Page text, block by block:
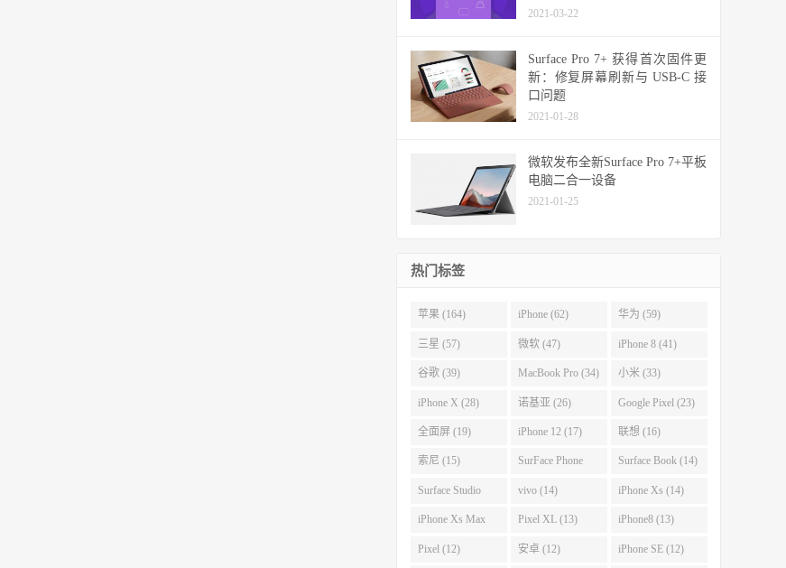
天玑机型可能无缘
2021-03-22
Surface Pro 7+ 获得首次固件更
新：修复屏幕刷新与 USB-C 接
口问题
2021-01-28
微软发布全新Surface Pro 7+平板
电脑二合一设备
2021-01-25
热门标签
苹果 (164) iPhone (62) 华为 (59)
三星 (57) 微软 (47) iPhone 8 (41)
谷歌 (39) MacBook Pro (34) 小米 (33)
iPhone X (28) 诺基亚 (26) Google Pixel (23)
全面屏 (19) iPhone 12 (17) 联想 (16)
索尼 (15) SurFace Phone
(14)
Surface Book (14)
Surface Studio
(14)
vivo (14) iPhone Xs (14)
iPhone Xs Max
(14)
Pixel XL (13) iPhone8 (13)
Pixel (12) 安卓 (12) iPhone SE (12)